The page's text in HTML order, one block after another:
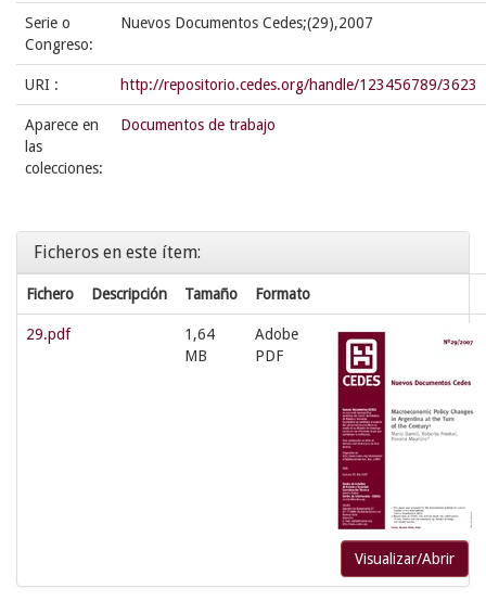
Serie o
Congreso:
Nuevos Documentos Cedes;(29),2007
URI : http://repositorio.cedes.org/handle/123456789/3623
Aparece en
las
colecciones:
Documentos de trabajo
Ficheros en este ítem:
Fichero Descripción Tamaño Formato
29.pdf
1,64
MB
Adobe
PDF
Visualizar/Abrir